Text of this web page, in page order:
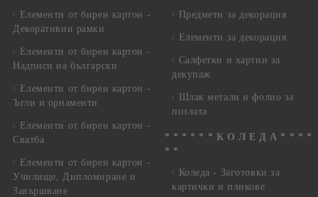
Елементи от бирен картон -
Декоративни рамки
Елементи от бирен картон -
Надписи на български
Елементи от бирен картон -
Ъгли и орнаменти
Елементи от бирен картон -
Сватба
Елементи от бирен картон -
Училище, Дипломиране и
Завършване
Предмети за декорация
Елементи за декорация
Салфетки и хартии за
декупаж
Шлак метали и фолио за
позлата
* * * * * * К О Л Е Д А * * * *
* *
Коледа - Заготовки за
картички и пликове